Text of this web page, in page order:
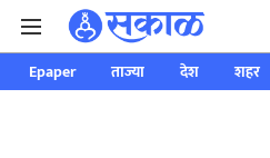
Epaper ताज्या देश शहर